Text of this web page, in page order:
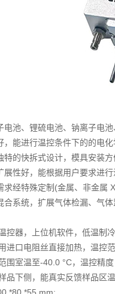
电池、锂硫电池、钠离子电
，能进行温控条件下的的电
特的快拆式设计，模具安装
展性好，能根据用户要求进
求经特殊定制(金属、非金属
系统，扩展气体检漏、气
控器，上位机软件，低温制
进口电阻丝直接加热，温控
围室温至-40.0 °C，温控精
品下侧，能真实反馈样品区